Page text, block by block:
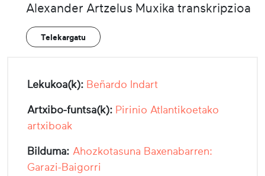
Alexander Artzelus Muxika transkripzioa
Telekargatu
Lekukoa(k): Beñardo Indart
Artxibo-funtsa(k): Pirinio Atlantikoetako
artxiboak
Bilduma: Ahozkotasuna Baxenabarren:
Garazi-Baigorri